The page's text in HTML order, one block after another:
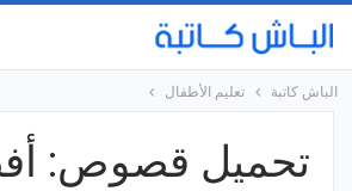
الباش كاتبة تعليم الأطفال
تحميل قصوص: